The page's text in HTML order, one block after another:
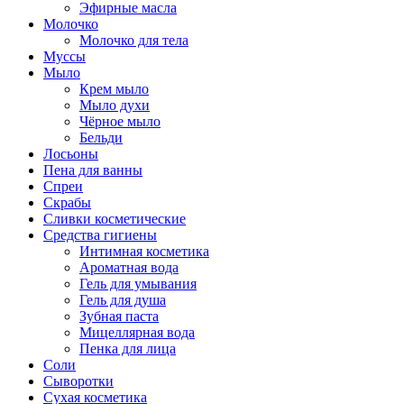
Эфирные масла
Молочко
Молочко для тела
Муссы
Мыло
Крем мыло
Мыло духи
Чёрное мыло
Бельди
Лосьоны
Пена для ванны
Спреи
Скрабы
Сливки косметические
Средства гигиены
Интимная косметика
Ароматная вода
Гель для умывания
Гель для душа
Зубная паста
Мицеллярная вода
Пенка для лица
Соли
Сыворотки
Сухая косметика